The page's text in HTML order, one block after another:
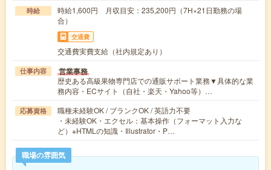
時給
時給1,600円 月収目安：235,200円（7H×21日勤務の場
合）
交通費
交通費実費支給（社内規定あり）
仕事内容 営業事務
歴史ある高級果物専門店での通販サポート業務▼具体的な業
務内容・ECサイト（自社・楽天・Yahoo等）…
応募資格
職種未経験OK / ブランクOK / 英語力不要
・未経験OK・エクセル：基本操作（フォーマット入力な
ど）※HTMLの知識・Illustrator・P…
職場の雰囲気